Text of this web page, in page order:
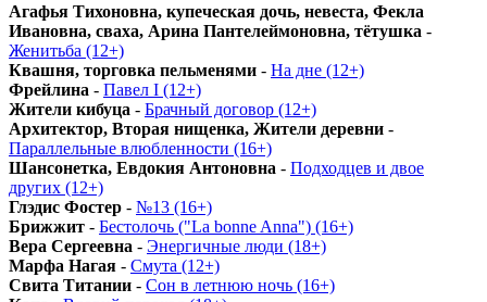
Агафья Тихоновна, купеческая дочь, невеста, Фекла
Ивановна, сваха, Арина Пантелеймоновна, тётушка -
Женитьба (12+)
Квашня, торговка пельменями - На дне (12+)
Фрейлина - Павел I (12+)
Жители кибуца - Брачный договор (12+)
Архитектор, Вторая нищенка, Жители деревни -
Параллельные влюбленности (16+)
Шансонетка, Евдокия Антоновна - Подходцев и двое
других (12+)
Глэдис Фостер - №13 (16+)
Брижжит - Бестолочь ("La bonne Anna") (16+)
Вера Сергеевна - Энергичные люди (18+)
Марфа Нагая - Смута (12+)
Свита Титании - Сон в летнюю ночь (16+)